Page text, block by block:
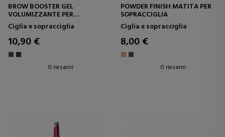
BROW BOOSTER GEL
VOLUMIZZANTE PER
SOPRACCIGLIA
Ciglia e sopracciglia
10,90 €
0 riesami
POWDER FINISH MATITA PER
SOPRACCIGLIA
Ciglia e sopracciglia
8,00 €
0 riesami